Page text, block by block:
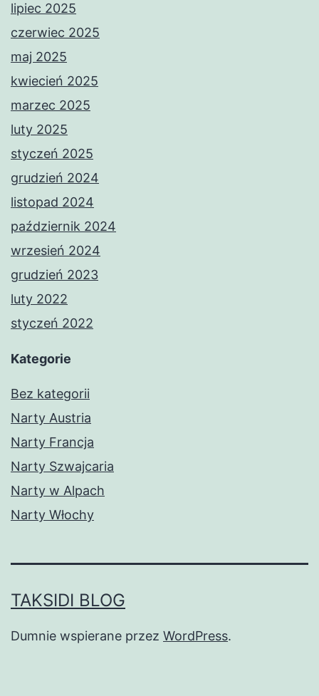
lipiec 2025
czerwiec 2025
maj 2025
kwiecień 2025
marzec 2025
luty 2025
styczeń 2025
grudzień 2024
listopad 2024
październik 2024
wrzesień 2024
grudzień 2023
luty 2022
styczeń 2022
Kategorie
Bez kategorii
Narty Austria
Narty Francja
Narty Szwajcaria
Narty w Alpach
Narty Włochy
TAKSIDI BLOG
Dumnie wspierane przez WordPress.